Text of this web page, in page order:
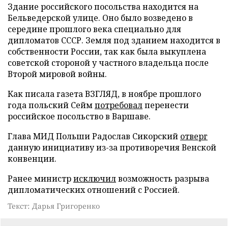
Здание российского посольства находится на
Бельведерской улице. Оно было возведено в
середине прошлого века специально для
дипломатов СССР. Земля под зданием находится в
собственности России, так как была выкуплена
советской стороной у частного владельца после
Второй мировой войны.
Как писала газета ВЗГЛЯД, в ноябре прошлого
года польский Сеймпотребовалперенести
российское посольство в Варшаве.
Глава МИД Польши Радослав Сикорский отверг
данную инициативу из-за противоречия Венской
конвенции.
Ранее министрисключилвозможность разрыва
дипломатических отношений с Россией.
Текст: Дарья Григоренко